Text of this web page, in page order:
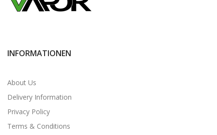
INFORMATIONEN
About Us
Delivery Information
Privacy Policy
Terms & Conditions